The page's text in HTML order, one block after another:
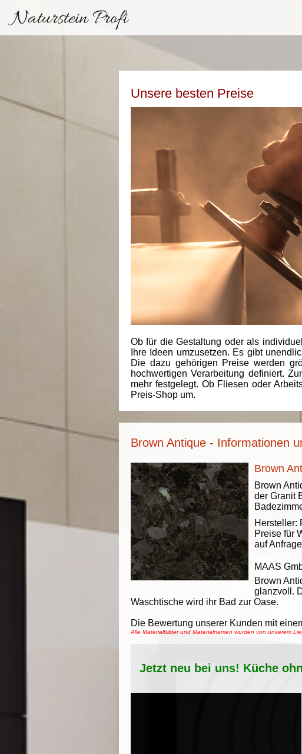
Naturstein Profi
Unsere besten Preise
Ob für die Gestaltung oder als
Ihre Ideen umzusetzen. Es gibt
Die dazu gehörigen Preise werden
hochwertigen Verarbeitung definiert.
mehr festgelegt. Ob Fliesen oder
Preis-Shop um.
Brown Antique - Informationen
Brown
Brown
der Granit
Hersteller:
Preise für
auf
MAAS
Brown
glanzvoll.
Waschtische wird ihr Bad zur Oase.
Die Bewertung unserer Kunden mit
Alle Materialbilder und Materialnamen wurden von unserem
Jetzt neu bei uns! Küche